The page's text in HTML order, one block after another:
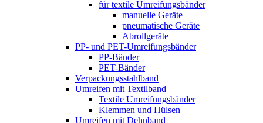
für textile Umreifungsbänder
manuelle Geräte
pneumatische Geräte
Abrollgeräte
PP- und PET-Umreifungsbänder
PP-Bänder
PET-Bänder
Verpackungsstahlband
Umreifen mit Textilband
Textile Umreifungsbänder
Klemmen und Hülsen
Umreifen mit Dehnband